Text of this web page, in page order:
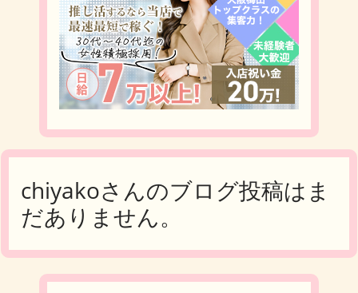
chiyakoさんのブログ投稿はま
だありません。